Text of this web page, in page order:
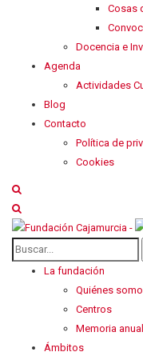
Cosas
Docencia e
Agenda
Actividades
Blog
Contacto
Política de
Cookies
La fundación
Quiénes
Centros
Memoria anual
Ámbitos